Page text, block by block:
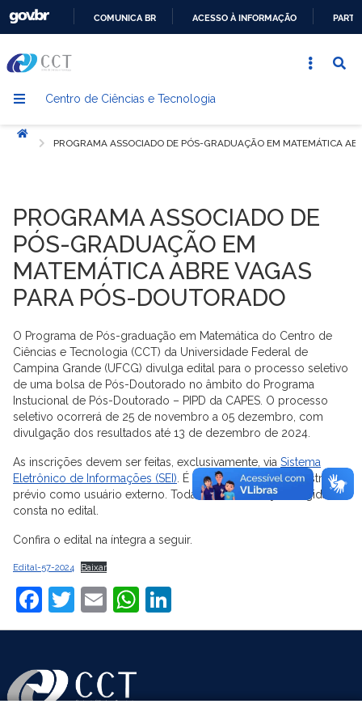
CONTEÚDO
COMUNICA BR ACESSO À INFORMAÇÃO
Centro de Ciências e Tecnologia
Início
PROGRAMA ASSOCIADO DE PÓS-GRADUAÇÃO EM MATEMÁTICA
PROGRAMA ASSOCIADO DE
PÓS-GRADUAÇÃO EM
MATEMÁTICA ABRE VAGAS
PARA PÓS-DOUTORADO
O Programa de Pós-graduação em Matemática do Centro de
Ciências e Tecnologia (CCT) da Universidade Federal de
Campina Grande (UFCG) divulga edital para o processo seletivo
de uma bolsa de Pós-Doutorado no âmbito do Programa
Instucional de Pós-Doutorado – PIPD da CAPES. O processo
seletivo ocorrerá de 25 de novembro a 05 dezembro, com
divulgação dos resultados até 13 de dezembro de 2024.
As inscrições devem ser feitas, exclusivamente, via Sistema
Eletrônico de Informações (SEI) . É preciso fazer um cadastro
prévio como usuário externo. Toda a documentação exigida
consta no edital.
Confira o edital na íntegra a seguir.
Edital-57-2024 Baixar
Facebook
Twitter
EmailWhatsApp